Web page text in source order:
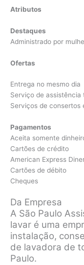
Atributos
Destaques
Administrado por
Ofertas
Entrega no mesmo dia
Serviço de
Serviços de consertos
Pagamentos
Aceita somente
Cartões de crédito
American Express
Cartões de débito
Cheques
Da Empresa
A São Paulo
lavar é uma
instalação,
de lavadora de
Paulo.